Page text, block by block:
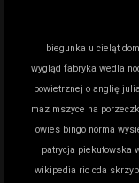
biegunka u cieląt
wygląd fabryka wedla
powietrznej o anglię
maz mszyce na
owies bingo norma
patrycja piekutowska
wikipedia rio cda